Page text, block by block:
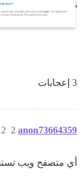
3 إعجابات
anon73664359 12 أكتوبر 2
أي متصفح ويب